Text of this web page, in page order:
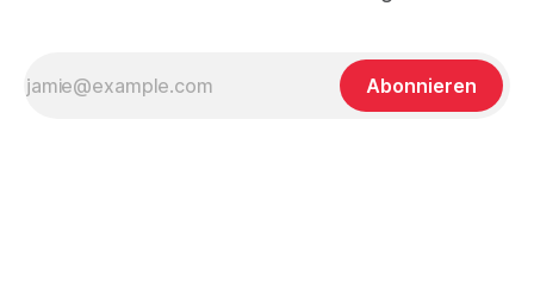
Abonnieren